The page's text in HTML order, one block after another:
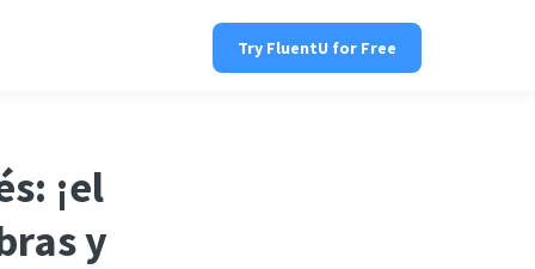
Try FluentU for Free
¡el
y